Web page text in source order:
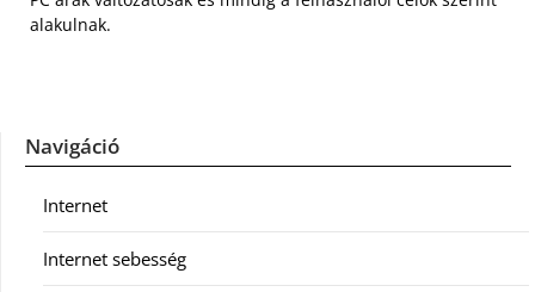
alakulnak.
Navigáció
Internet
Internet sebesség